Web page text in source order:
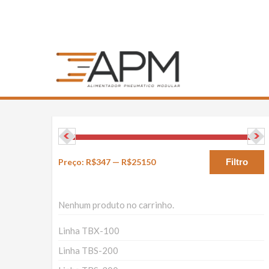
Filtro
Preço: R$347 — R$25150
Nenhum produto no carrinho.
Linha TBX-100
Linha TBS-200